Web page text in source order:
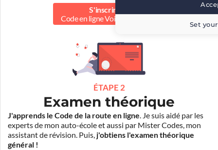
S'inscrire au
Code en ligne Voiture
ÉTAPE 2
Examen théorique
J'apprends le Code de la route en ligne. Je suis aidé par les
experts de mon auto-école et aussi par Mister Codes, mon
assistant de révision. Puis, j'obtiens l'examen théorique
général !
Set